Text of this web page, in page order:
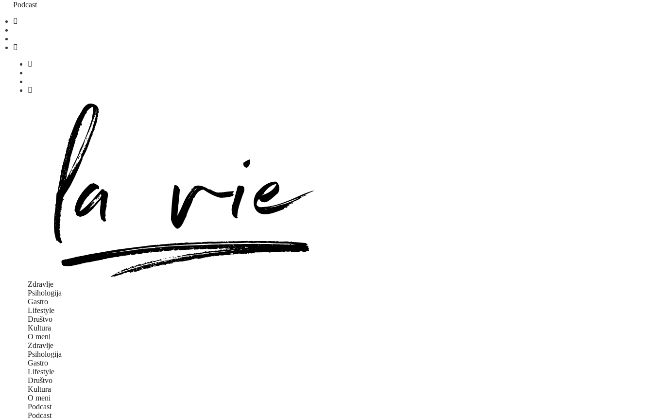
Podcast
Zdravlje
Psihologija
Gastro
Lifestyle
Društvo
Kultura
O meni
Zdravlje
Psihologija
Gastro
Lifestyle
Društvo
Kultura
O meni
Podcast
Podcast